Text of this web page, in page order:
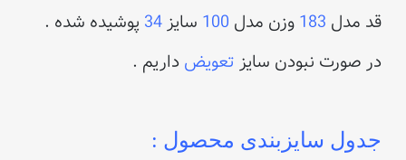
قد مدل 183 وزن مدل 100 سایز34 پوشیده شده .
در صورت نبودن سایز تعویض داریم .
جدول سایزبندی محصول :